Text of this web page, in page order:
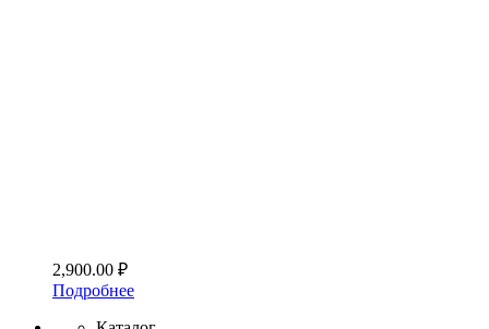
2,900.00 ₽
Подробнее